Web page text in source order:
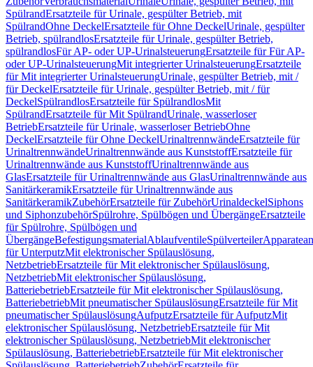
SpülrandErsatzteile für Urinale, gespülter Betrieb, mit
SpülrandOhne DeckelErsatzteile für Ohne DeckelUrinale, gespülter
Betrieb, spülrandlosErsatzteile für Urinale, gespülter Betrieb,
spülrandlosFür AP- oder UP-UrinalsteuerungErsatzteile für Für AP-
oder UP-UrinalsteuerungMit integrierter UrinalsteuerungErsatzteile
für Mit integrierter UrinalsteuerungUrinale, gespülter Betrieb, mit /
für DeckelErsatzteile für Urinale, gespülter Betrieb, mit / für
DeckelSpülrandlosErsatzteile für SpülrandlosMit
SpülrandErsatzteile für Mit SpülrandUrinale, wasserloser
BetriebErsatzteile für Urinale, wasserloser BetriebOhne
DeckelErsatzteile für Ohne DeckelUrinaltrennwändeErsatzteile für
UrinaltrennwändeUrinaltrennwände aus KunststoffErsatzteile für
Urinaltrennwände aus KunststoffUrinaltrennwände aus
GlasErsatzteile für Urinaltrennwände aus GlasUrinaltrennwände aus
SanitärkeramikErsatzteile für Urinaltrennwände aus
SanitärkeramikZubehörErsatzteile für ZubehörUrinaldeckelSiphons
und SiphonzubehörSpülrohre, Spülbögen und ÜbergängeErsatzteile
für Spülrohre, Spülbögen und
ÜbergängeBefestigungsmaterialAblaufventileSpülverteiler
für UnterputzMit elektronischer Spülauslösung,
NetzbetriebErsatzteile für Mit elektronischer Spülauslösung,
NetzbetriebMit elektronischer Spülauslösung,
BatteriebetriebErsatzteile für Mit elektronischer Spülauslösung,
BatteriebetriebMit pneumatischer SpülauslösungErsatzteile für Mit
pneumatischer SpülauslösungAufputzErsatzteile für AufputzMit
elektronischer Spülauslösung, NetzbetriebErsatzteile für Mit
elektronischer Spülauslösung, NetzbetriebMit elektronischer
Spülauslösung, BatteriebetriebErsatzteile für Mit elektronischer